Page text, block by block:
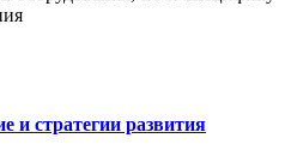
и стратегии развития